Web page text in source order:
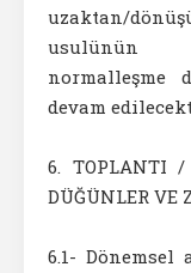
uzaktan/
usulünün
normalleşme
devam
6. TOPLANTI
DÜĞÜNLER VE
6.1-